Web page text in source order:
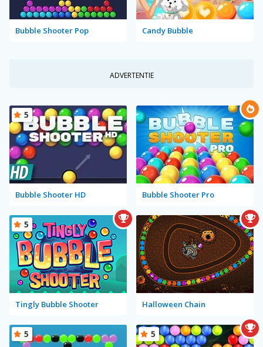
Bubble Shooter Pop Candy Bubble
ADVERTENTIE
Bubble Shooter HD
5
Bubble Shooter Pro
Tingly Bubble Shooter
5
Halloween Chain
5 5